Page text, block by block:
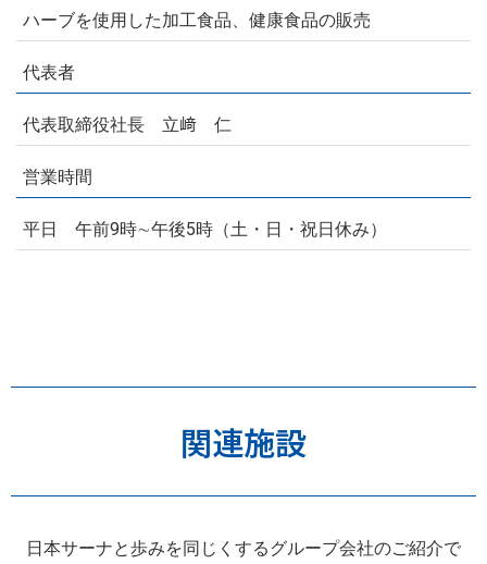
ハーブを使用した加工食品、健康食品の販売
代表者
代表取締役社長 立﨑 仁
営業時間
平日 午前9時∼午後5時（土・日・祝日休み）
関連施設
日本サーナと歩みを同じくするグループ会社のご紹介で